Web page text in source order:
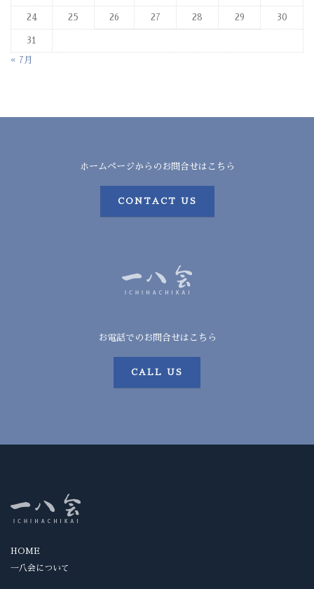
24 25 26 27 28 29 30
31
« 7月
ホームページからのお問合せはこちら
CONTACT US
お電話でのお問合せはこちら
CALL US
HOME
一八会について